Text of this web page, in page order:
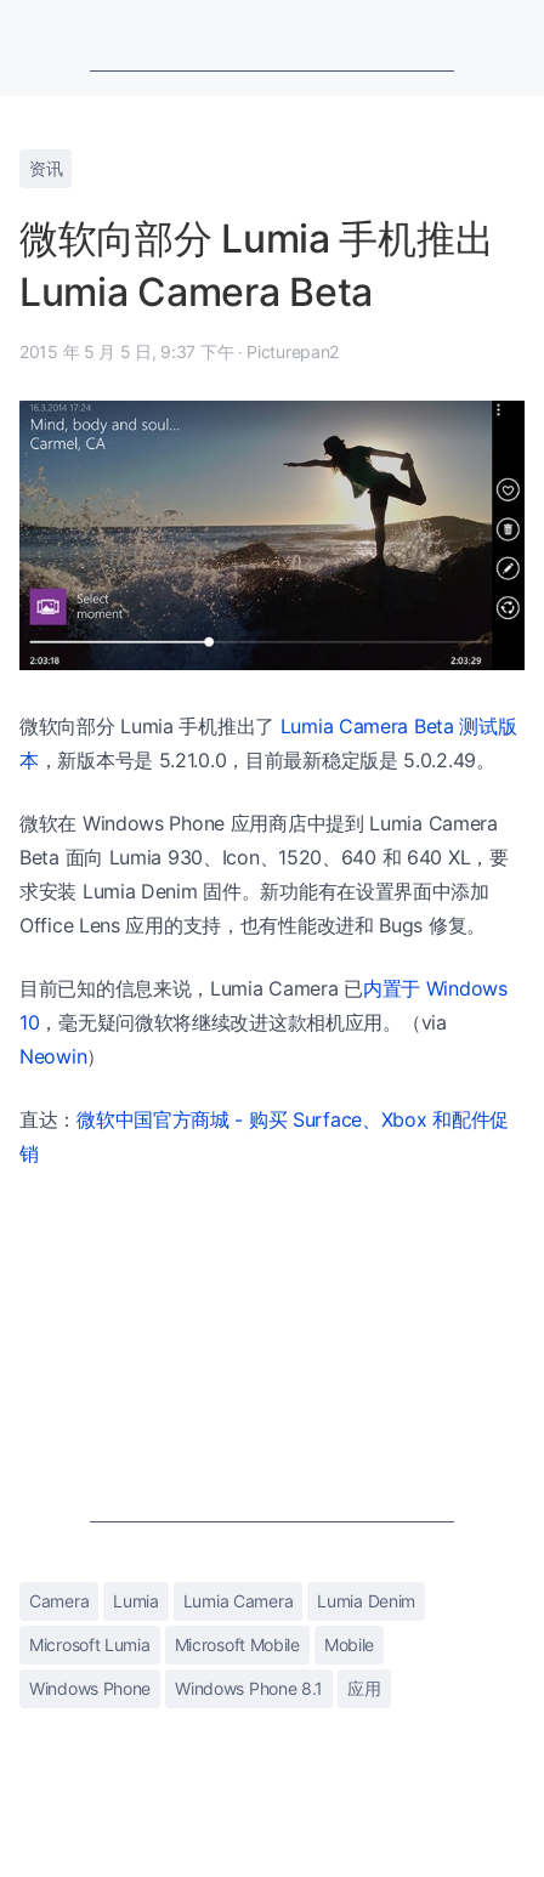
资讯
微软向部分 Lumia 手机推出
Lumia Camera Beta
2015 年 5 月 5 日, 9:37 下午 · Picturepan2
微软向部分 Lumia 手机推出了 Lumia Camera Beta 测试版
本，新版本号是 5.21.0.0，目前最新稳定版是 5.0.2.49。
微软在 Windows Phone 应用商店中提到 Lumia Camera
Beta 面向 Lumia 930、Icon、1520、640 和 640 XL，要
求安装 Lumia Denim 固件。新功能有在设置界面中添加
Office Lens 应用的支持，也有性能改进和 Bugs 修复。
目前已知的信息来说，Lumia Camera 已内置于 Windows
10 ，毫无疑问微软将继续改进这款相机应用。（via
Neowin）
直达：微软中国官方商城 - 购买 Surface、Xbox 和配件促
销
Camera Lumia Lumia Camera Lumia Denim
Microsoft Lumia Microsoft Mobile Mobile
Windows Phone Windows Phone 8.1 应用